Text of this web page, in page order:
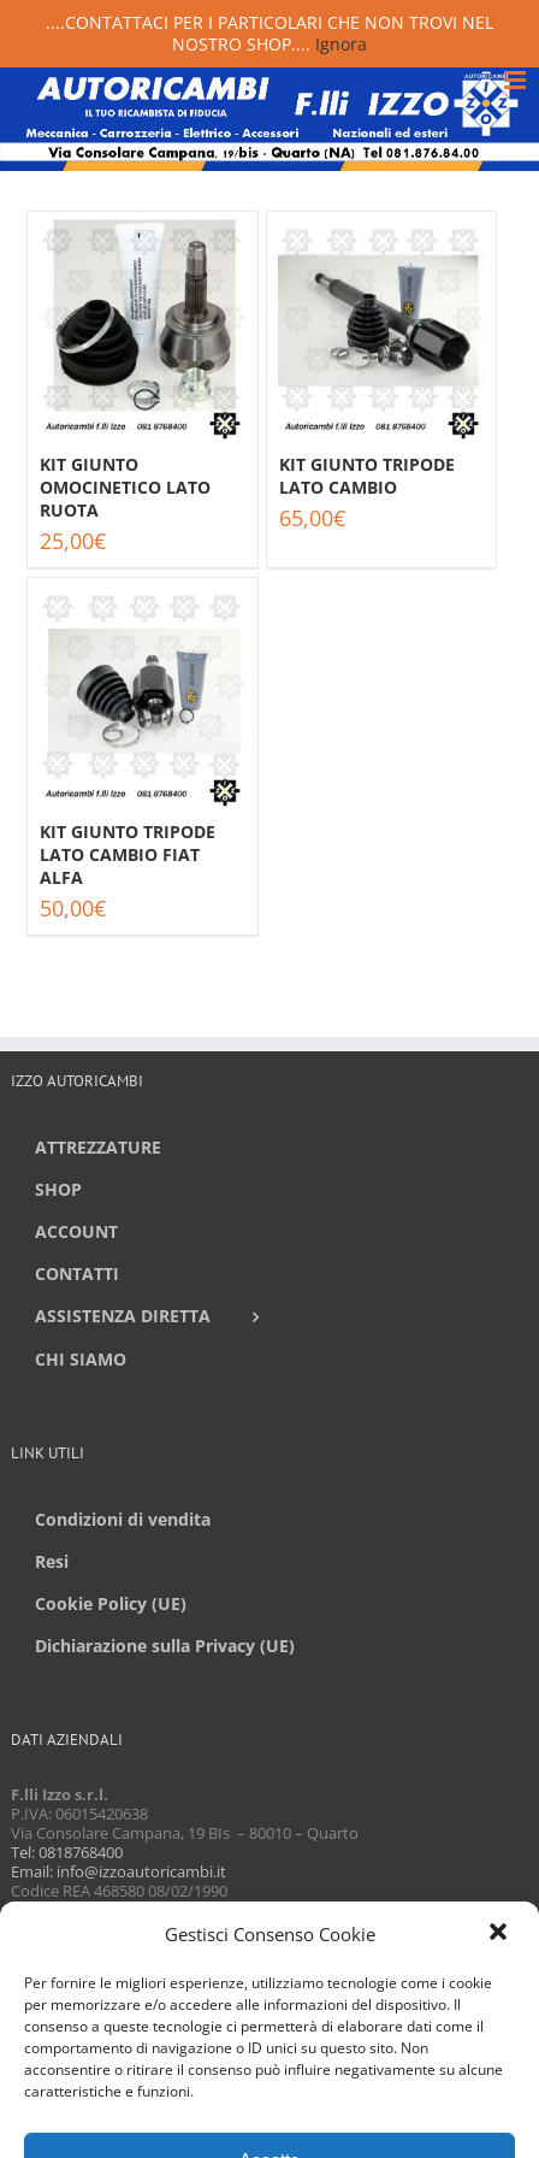
Gestisci Consenso Cookie
Per fornire le migliori esperienze, utilizziamo tecnologie come i cookie
per memorizzare e/o accedere alle informazioni del dispositivo. Il
consenso a queste tecnologie ci permetterà di elaborare dati come il
comportamento di navigazione o ID unici su questo sito. Non
acconsentire o ritirare il consenso può influire negativamente su alcune
caratteristiche e funzioni.
KIT GIUNTO
OMOCINETICO LATO
RUOTA
25,00€
KIT GIUNTO TRIPODE
LATO CAMBIO
65,00€
KIT GIUNTO TRIPODE
LATO CAMBIO FIAT
ALFA
50,00€
IZZO AUTORICAMBI
ATTREZZATURE
SHOP
ACCOUNT
CONTATTI
ASSISTENZA DIRETTA
CHI SIAMO
LINK UTILI
Condizioni di vendita
Resi
Cookie Policy (UE)
Dichiarazione sulla Privacy (UE)
DATI AZIENDALI
F.lli Izzo s.r.l.
P.IVA: 06015420638
Via Consolare Campana, 19 BIs – 80010 – Quarto
Tel: 0818768400
Email: info@izzoautoricambi.it
Codice REA 468580 08/02/1990
Capitale sociale 3098,74
....CONTATTACI PER I PARTICOLARI CHE NON TROVI NEL
NOSTRO SHOP.... Ignora